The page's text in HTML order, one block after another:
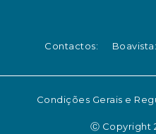
Contactos: Boavista:
Condições Gerais e
Ⓒ Copyright